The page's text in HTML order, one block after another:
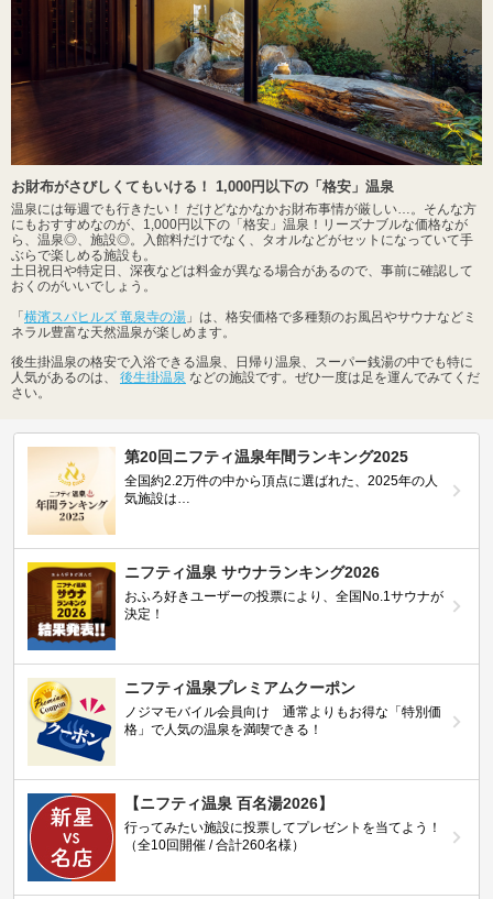
お財布がさびしくてもいける！ 1,000円以下の「格安」温泉
温泉には毎週でも行きたい！ だけどなかなかお財布事情が厳しい…。そんな方
にもおすすめなのが、1,000円以下の「格安」温泉！リーズナブルな価格なが
ら、温泉◎、施設◎。入館料だけでなく、タオルなどがセットになっていて手
ぶらで楽しめる施設も。
土日祝日や特定日、深夜などは料金が異なる場合があるので、事前に確認して
おくのがいいでしょう。
「横濱スパヒルズ 竜泉寺の湯 」は、格安価格で多種類のお風呂やサウナなどミ
ネラル豊富な天然温泉が楽しめます。
後生掛温泉の格安で入浴できる温泉、日帰り温泉、スーパー銭湯の中でも特に
人気があるのは、 後生掛温泉 などの施設です。ぜひ一度は足を運んでみてくだ
さい。
第20回ニフティ温泉年間ランキング2025
全国約2.2万件の中から頂点に選ばれた、2025年の人
気施設は…
ニフティ温泉 サウナランキング2026
おふろ好きユーザーの投票により、全国No.1サウナが
決定！
ニフティ温泉プレミアムクーポン
ノジマモバイル会員向け 通常よりもお得な「特別価
格」で人気の温泉を満喫できる！
【ニフティ温泉 百名湯2026】
行ってみたい施設に投票してプレゼントを当てよう！
（全10回開催 / 合計260名様）